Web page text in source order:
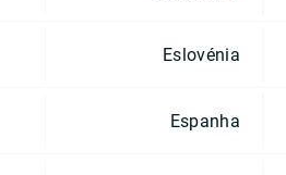
Eslovénia
Espanha